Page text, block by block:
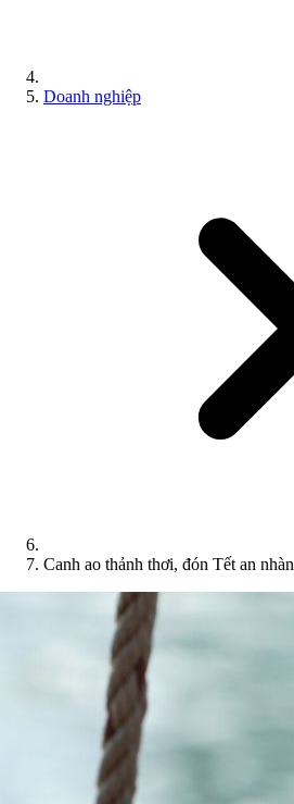
Doanh nghiệp
Canh ao thảnh thơi, đón Tết an nhàn